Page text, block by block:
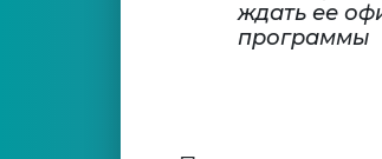
ждать ее
программы